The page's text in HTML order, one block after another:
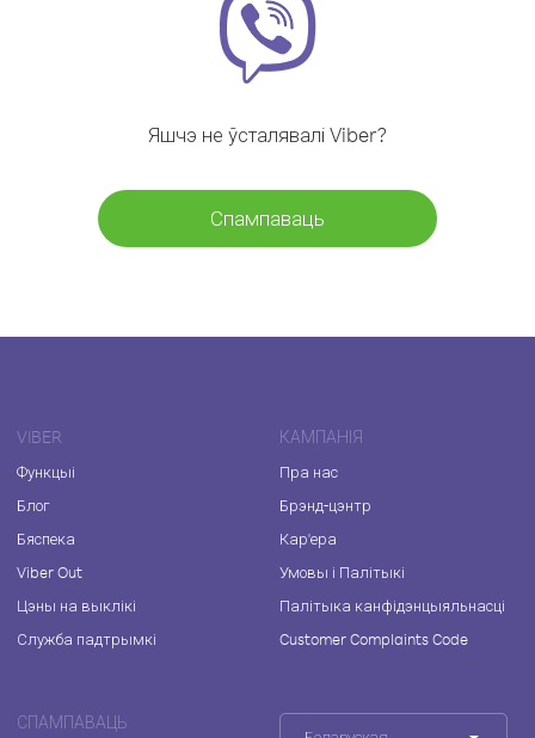
Яшчэ не ўсталявалі Viber?
Спампаваць
VIBER
Функцыі
Блог
Бяспека
Viber Out
Цэны на выклікі
Служба падтрымкі
КАМПАНІЯ
Пра нас
Брэнд-цэнтр
Кар'ера
Умовы і Палітыкі
Палітыка канфідэнцыяльнасці
Customer Complaints Code
СПАМПАВАЦЬ